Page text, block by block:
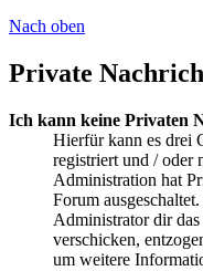
Nach oben
Private
Ich kann keine Privaten
Hierfür kann es drei
registriert und / oder
Administration hat
Forum
Administrator dir
verschicken,
um weitere